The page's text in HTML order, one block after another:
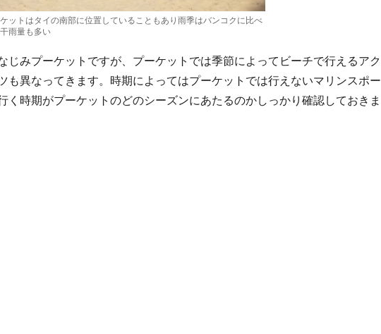
ットはタイの南部に位置していることもあり雨季はバンコクに比べ
雨量も多い
じみプーケットですが、プーケットでは季節によってビーチで行えるアク
も異なってきます。時期によってはプーケットでは行えないマリンスポー
く時期がプーケットのどのシーズンにあたるのかしっかり確認しておきま